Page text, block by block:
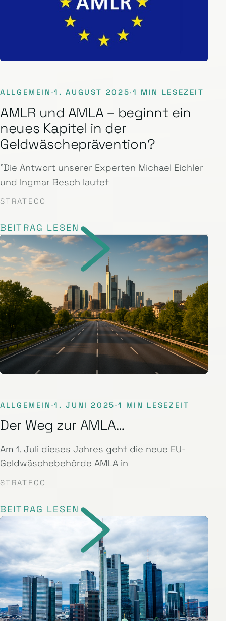
ALLGEMEIN ·1. AUGUST 2025·1 MIN LESEZEIT
AMLR und AMLA – beginnt ein
neues Kapitel in der
Geldwäscheprävention?
"Die Antwort unserer Experten Michael Eichler
und Ingmar Besch lautet
STRATECO
BEITRAG LESEN
ALLGEMEIN ·1. JUNI 2025·1 MIN LESEZEIT
Der Weg zur AMLA…
Am 1. Juli dieses Jahres geht die neue EU-
Geldwäschebehörde AMLA in
STRATECO
BEITRAG LESEN